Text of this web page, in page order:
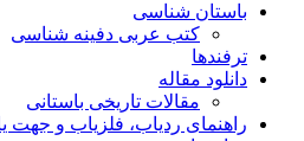
باستان شناسی
کتب عربی دفینه شناسی
ترفندها
دانلود مقاله
مقالات تاریخی باستانی
راهنمای ردیاب، فلزیاب و جهت